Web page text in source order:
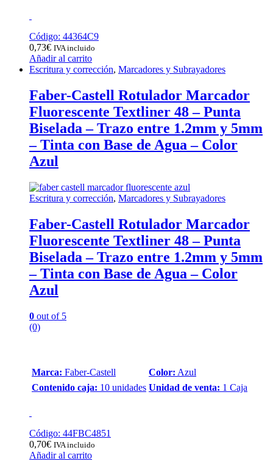
Código: 44364C9
0,73€ IVA incluido
Añadir al carrito
Escritura y corrección, Marcadores y Subrayadores
Faber-Castell Rotulador Marcador
Fluorescente Textliner 48 – Punta
Biselada – Trazo entre 1.2mm y 5mm
– Tinta con Base de Agua – Color
Azul
Escritura y corrección, Marcadores y Subrayadores
Faber-Castell Rotulador Marcador
Fluorescente Textliner 48 – Punta
Biselada – Trazo entre 1.2mm y 5mm
– Tinta con Base de Agua – Color
Azul
0 out of 5
(0)
Marca: Faber-Castell Color: Azul
Contenido caja: 10 unidades Unidad de venta: 1 Caja
Código: 44FBC4851
0,70€ IVA incluido
Añadir al carrito